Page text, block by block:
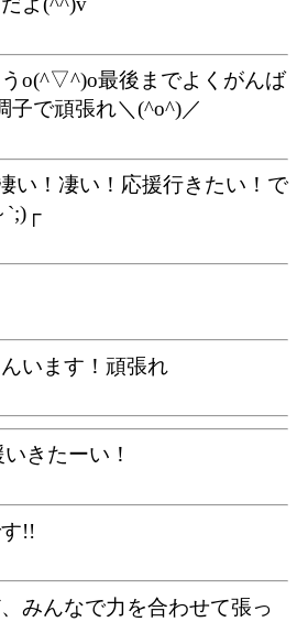
o(^▽^)o最後までよくがんば
子で頑張れ＼(^o^)／
い！凄い！応援行きたい！で
`;)┌
います！頑張れ
きたーい！
!!
みんなで力を合わせて張っ